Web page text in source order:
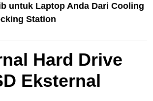
untuk Laptop Anda Dari Cooling
Station
Hard Drive
Eksternal